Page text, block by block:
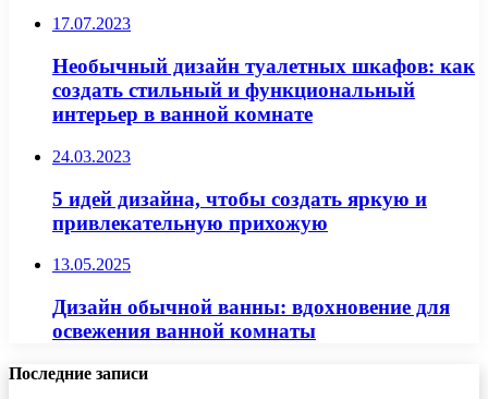
17.07.2023
Необычный дизайн туалетных шкафов: как
создать стильный и функциональный
интерьер в ванной комнате
24.03.2023
5 идей дизайна, чтобы создать яркую и
привлекательную прихожую
13.05.2025
Дизайн обычной ванны: вдохновение для
освежения ванной комнаты
Последние записи